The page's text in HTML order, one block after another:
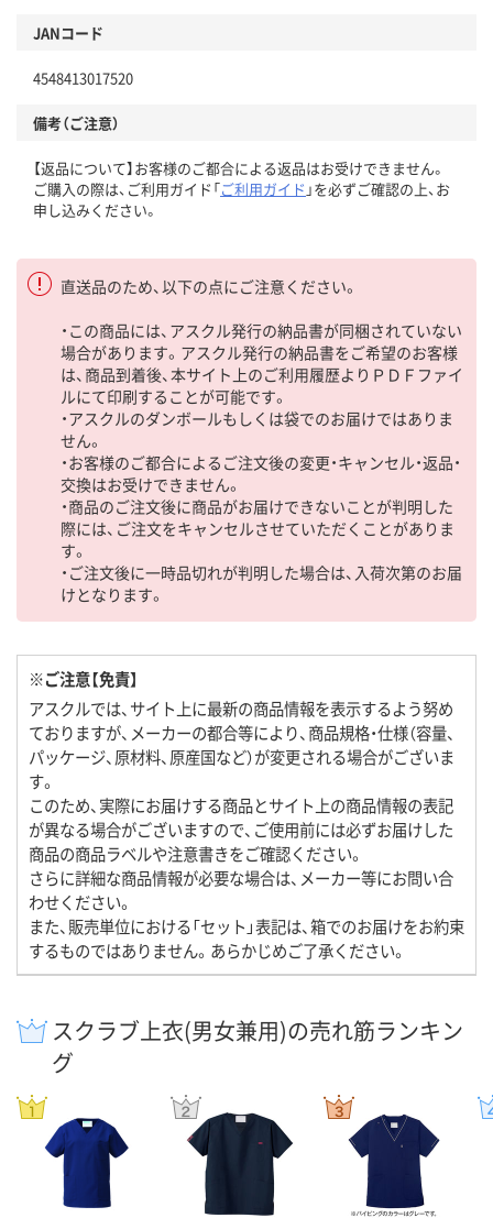
JANコード
4548413017520
備考（ご注意）
【返品について】お客様のご都合による返品はお受けできません。
ご購入の際は、ご利用ガイド「ご利用ガイド 」を必ずご確認の上、お
申し込みください。
直送品のため、以下の点にご注意ください。
・この商品には、アスクル発行の納品書が同梱されていない
場合があります。アスクル発行の納品書をご希望のお客様
は、商品到着後、本サイト上のご利用履歴よりＰＤＦファイ
ルにて印刷することが可能です。
・アスクルのダンボールもしくは袋でのお届けではありま
せん。
・お客様のご都合によるご注文後の変更・キャンセル・返品・
交換はお受けできません。
・商品のご注文後に商品がお届けできないことが判明した
際には、ご注文をキャンセルさせていただくことがありま
す。
・ご注文後に一時品切れが判明した場合は、入荷次第のお届
けとなります。
※ご注意【免責】
アスクルでは、サイト上に最新の商品情報を表示するよう努め
ておりますが、メーカーの都合等により、商品規格・仕様（容量、
パッケージ、原材料、原産国など）が変更される場合がございま
す。
このため、実際にお届けする商品とサイト上の商品情報の表記
が異なる場合がございますので、ご使用前には必ずお届けした
商品の商品ラベルや注意書きをご確認ください。
さらに詳細な商品情報が必要な場合は、メーカー等にお問い合
わせください。
また、販売単位における「セット」表記は、箱でのお届けをお約束
するものではありません。あらかじめご了承ください。
スクラブ上衣(男女兼用)の売れ筋ランキン
グ